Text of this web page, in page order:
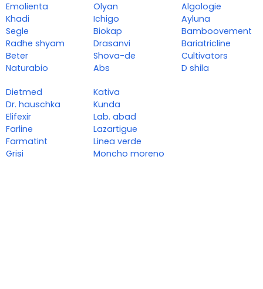
Emolienta
Khadi
Segle
Radhe shyam
Beter
Naturabio
Olyan
Ichigo
Biokap
Drasanvi
Shova-de
Abs
Algologie
Ayluna
Bamboovement
Bariatricline
Cultivators
D shila
Dietmed
Dr. hauschka
Elifexir
Farline
Farmatint
Grisi
Kativa
Kunda
Lab. abad
Lazartigue
Linea verde
Moncho moreno